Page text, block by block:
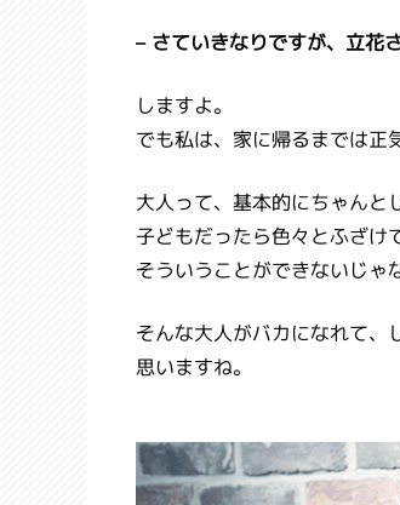
– さていきなりですが、立花
しますよ。
でも私は、家に帰るまでは正
大人って、基本的にちゃんと
子どもだったら色々とふざけ
そういうことができないじゃ
そんな大人がバカになれて、
思いますね。